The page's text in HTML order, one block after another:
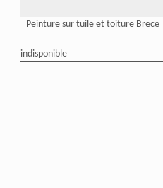
Peinture sur tuile et toiture Brece
indisponible